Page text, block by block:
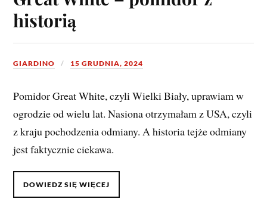
historią
GIARDINO 15 GRUDNIA, 2024
Pomidor Great White, czyli Wielki Biały, uprawiam w
ogrodzie od wielu lat. Nasiona otrzymałam z USA, czyli
z kraju pochodzenia odmiany. A historia tejże odmiany
jest faktycznie ciekawa.
DOWIEDZ SIĘ WIĘCEJ